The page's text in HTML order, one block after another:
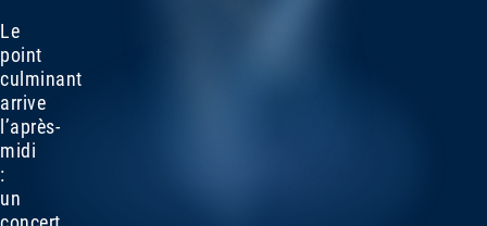
Le
point
culminant
arrive
l’après-
midi
:
un